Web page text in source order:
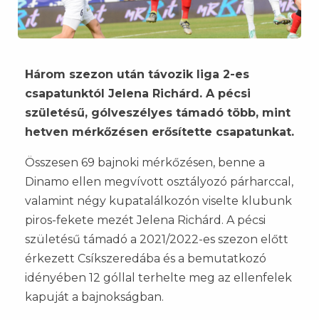
Három szezon után távozik liga 2-es
csapatunktól Jelena Richárd. A pécsi
születésű, gólveszélyes támadó több, mint
hetven mérkőzésen erősítette csapatunkat.
Összesen 69 bajnoki mérkőzésen, benne a
Dinamo ellen megvívott osztályozó párharccal,
valamint négy kupatalálkozón viselte klubunk
piros-fekete mezét Jelena Richárd. A pécsi
születésű támadó a 2021/2022-es szezon előtt
érkezett Csíkszeredába és a bemutatkozó
idényében 12 góllal terhelte meg az ellenfelek
kapuját a bajnokságban.